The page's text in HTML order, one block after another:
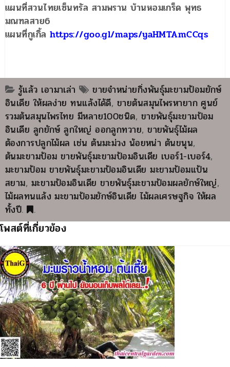
แผนที่สวนไทยเซ็นทรัล สามพราน บ้านหอมเกร็ด พุทธ
มณฑลสาย6
แผนที่กูเกิ้ลhttps://goo.gl/maps/yaHMTAmCCqs
รู้แล้ว เอามาเล่า
ขายจำหน่ายกิ่งพันธุ์มะขามป้อมยักษ์
อินเดีย ให้ผลง่าย ทนแล้งได้ดี, ขายต้นสมุนไพรหายาก ศูนย์
รวมต้นสมุนไพรไทย มีหลาย100ชนิด, ขายพันธุ์มะขามป้อม
อินเดีย ลูกยักษ์ ลูกใหญ่ ออกลูกทวาย,ขายพันธุ์ไม้ผล
ต้องการปลูกไม้ผล เช่น ต้นมะม่วง น้อยหน่า ต้นขนุน,
ต้นมะขามป้อม ขายพันธุ์มะขามป้อมอินเดีย เบอร์1-เบอร์4,
มะขามป้อม ขายพันธุ์มะขามป้อมอินเดีย มะขามป้อมแป้น
สยาม, มะขามป้อมอินเดีย ขายพันธุ์มะขามป้อมผลยักษ์ใหญ่,
ไม้ผลทนแล้ง มะขามป้อมยักษ์อินเดีย ไม้ผลเศรษฐกิจ ให้ผล
ทั้งปี. .
โพสต์ที่เกี่ยวข้อง